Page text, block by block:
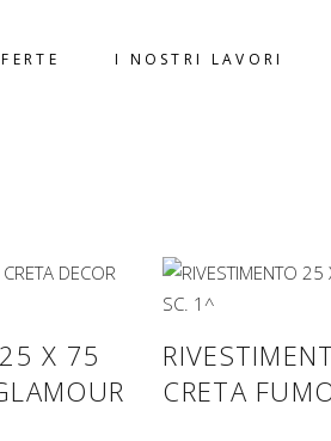
I NOSTRI LAVORI
X 75
CRETA